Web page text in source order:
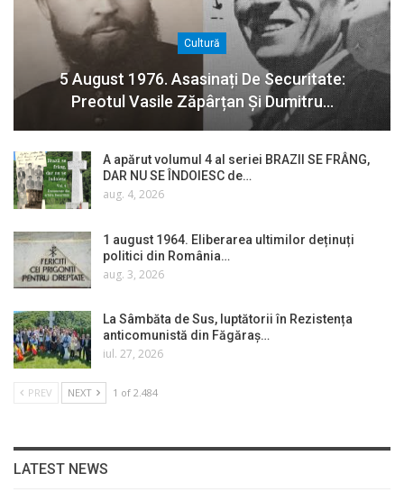
Cultură
5 August 1976. Asasinați De Securitate:
Preotul Vasile Zăpârțan Și Dumitru…
A apărut volumul 4 al seriei BRAZII SE FRÂNG,
DAR NU SE ÎNDOIESC de…
aug. 4, 2026
1 august 1964. Eliberarea ultimilor deținuți
politici din România…
aug. 3, 2026
La Sâmbăta de Sus, luptătorii în Rezistența
anticomunistă din Făgăraș…
iul. 27, 2026
PREV NEXT 1 of 2.484
LATEST NEWS